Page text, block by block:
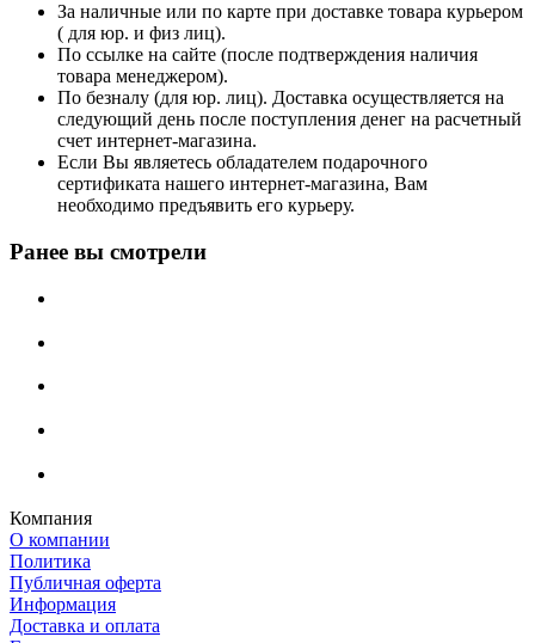
За наличные или по карте при доставке товара курьером
( для юр. и физ лиц).
По ссылке на сайте (после подтверждения наличия
товара менеджером).
По безналу (для юр. лиц). Доставка осуществляется на
следующий день после поступления денег на расчетный
счет интернет-магазина.
Если Вы являетесь обладателем подарочного
сертификата нашего интернет-магазина, Вам
необходимо предъявить его курьеру.
Ранее вы смотрели
Компания
О компании
Политика
Публичная оферта
Информация
Доставка и оплата